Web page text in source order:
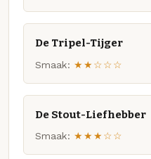
De Tripel-Tijger
Smaak: ★★☆☆☆
De Stout-Liefhebber
Smaak: ★★★☆☆